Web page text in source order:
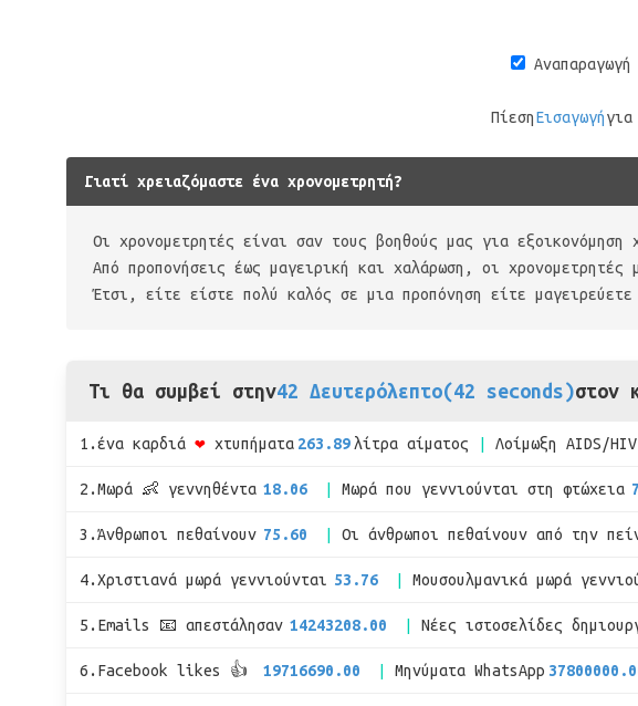
ΠίεσηΕισαγωγή
Γιατί χρειαζόμαστε ένα χρονομετρητή?
Οι χρονομετρητές είναι σαν τους βοηθούς μας για
Από προπονήσεις έως μαγειρική και χαλάρωση, οι
Έτσι, είτε είστε πολύ καλός σε μια προπόνηση είτε
Τι θα συμβεί στην42 Δευτερόλεπτο(42 seconds)στον
1.ένα καρδιά ❤ χτυπήματα 263.89 λίτρα αίματος Λοίμωξη AIDS/HIV
2.Μωρά 👶 γεννηθέντα 18.06 Μωρά που γεννιούνται στη φτώχεια
3.Άνθρωποι πεθαίνουν 75.60 Οι άνθρωποι πεθαίνουν από την
4.Χριστιανά μωρά γεννιούνται 53.76 Μουσουλμανικά μωρά
5.Emails 📧 απεστάλησαν 14243208.00 Νέες ιστοσελίδες
6.Facebook likes 👍 19716690.00 Μηνύματα WhatsApp